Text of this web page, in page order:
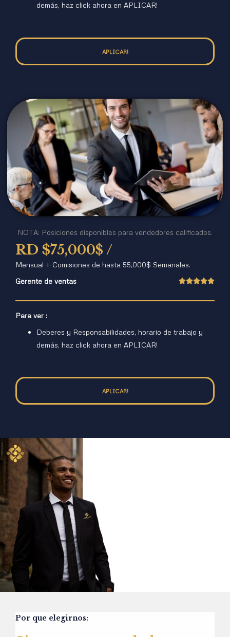
demás, haz click ahora en APLICAR!
APLICAR!
NOTA: Posiciones disponibles para vendedores calificados.
RD $75,000$ /
Mensual + Comisiones de hasta 55,000$ Semanales.
Gerente de ventas

Para ver :
Deberes y Responsabilidades, horario de trabajo y
demás, haz click ahora en APLICAR!
APLICAR!
Por que elegirnos: